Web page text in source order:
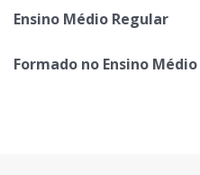
Ensino Médio Regular
Formado no Ensino Médio